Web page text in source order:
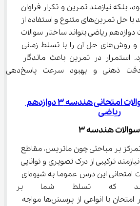
حاصل نمی‌شود، بلکه نیازمند تمرین و تکرار فراوان
است. دانش‌آموز باید با حل تمرین‌های متنوع و استفاده از
دوازدهم ریاضی بتواند ساختار سوالات
امتحانی را بشناسد و روش‌های حل آن را با تسلط زمانی
بگیرد. استمرار در تمرین باعث ماندگار
مطالب، افزایش دقت ذهنی و بهبود سرعت پاسخ‌دهی
دانلود نمونه سوالات امتحانی هندسه 3 دوازدهم
ریاضی
هندسه ۳
۳، با تمرکز بر مباحثی چون ماتریس، مقاطع
ترکیبی از درک تصویری و توانایی
تحلیلی است. سوالات امتحانی این درس عموما به شیوه‌ای
می‌شوند که تسلط شما بر
آن‌ها را بسنجند. در امتحان با انواعی از پرسش‌ها مواجه